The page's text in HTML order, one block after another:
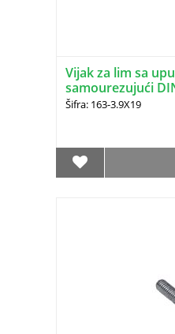
Vijak za lim sa
samourezujući
Šifra: 163-3.9X19